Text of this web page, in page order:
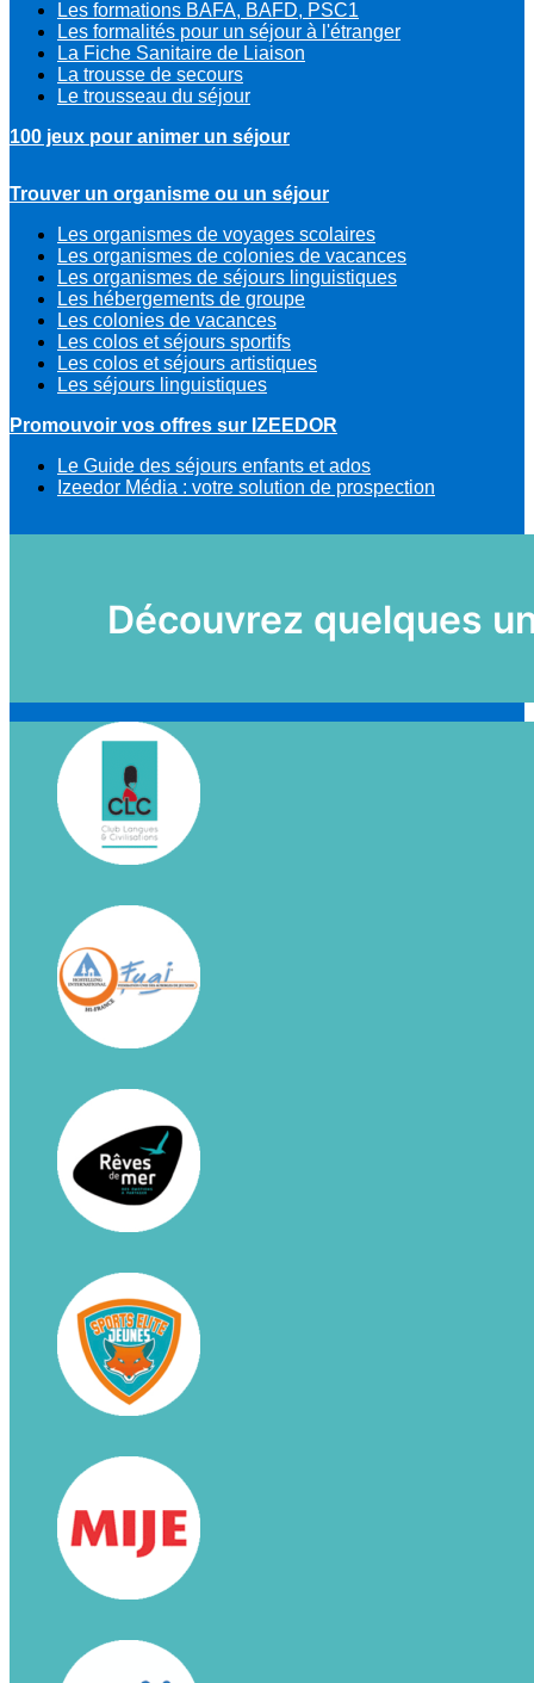
Les formations BAFA, BAFD, PSC1
Les formalités pour un séjour à l'étranger
La Fiche Sanitaire de Liaison
La trousse de secours
Le trousseau du séjour
100 jeux pour animer un séjour
Trouver un organisme ou un séjour
Les organismes de voyages scolaires
Les organismes de colonies de vacances
Les organismes de séjours linguistiques
Les hébergements de groupe
Les colonies de vacances
Les colos et séjours sportifs
Les colos et séjours artistiques
Les séjours linguistiques
Promouvoir vos offres sur IZEEDOR
Le Guide des séjours enfants et ados
Izeedor Média : votre solution de prospection
Découvrez quelques